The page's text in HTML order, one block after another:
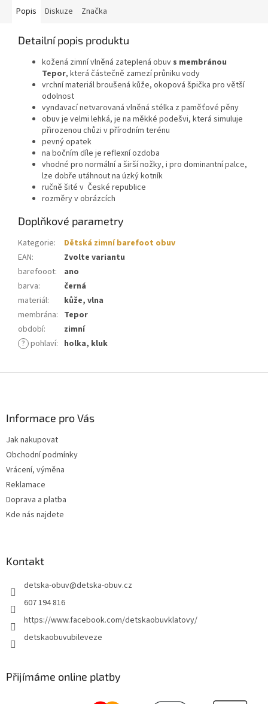
Popis Diskuze Značka
Detailní popis produktu
kožená zimní vlněná zateplená obuv s membránou
Tepor, která částečně zamezí průniku vody
vrchní materiál broušená kůže, okopová špička pro větší
odolnost
vyndavací netvarovaná vlněná stélka z paměťové pěny
obuv je velmi lehká, je na měkké podešvi, která simuluje
přirozenou chůzi v přírodním terénu
pevný opatek
na bočním díle je reflexní ozdoba
vhodné pro normální a širší nožky, i pro dominantní palce,
lze dobře utáhnout na úzký kotník
ručně šité v České republice
rozměry v obrázcích
Doplňkové parametry
Kategorie:
Dětská zimní barefoot obuv
EAN:
Zvolte variantu
barefooot:
ano
barva:
černá
materiál:
kůže, vlna
membrána: Tepor
období:
zimní
? pohlaví: holka, kluk
Informace pro Vás
Jak nakupovat
Obchodní podmínky
Vrácení, výměna
Reklamace
Doprava a platba
Kde nás najdete
Kontakt
detska-obuv@detska-obuv.cz
607 194 816
https://www.facebook.com/detskaobuvklatovy/
detskaobuvubileveze
Přijímáme online platby